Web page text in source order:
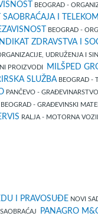
BEOGRAD -
I
BEOGRAD -
ZDRAVSTVA I
UDRUŽENJA I
PROIZVODI MILŠPED
SLUŽBABEOGRAD -
PANČEVO -
BEOGRAD - GRAĐEVINSKI
RALJA - MOTORNA
I PRAVOSUĐE NOVI
PANAGRO